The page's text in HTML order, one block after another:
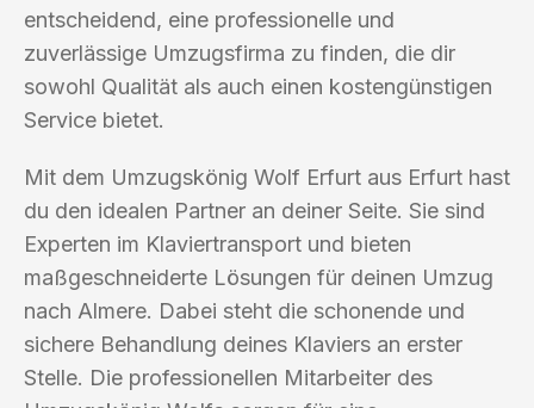
entscheidend, eine professionelle und
zuverlässige Umzugsfirma zu finden, die dir
sowohl Qualität als auch einen kostengünstigen
Service bietet.
Mit dem Umzugskönig Wolf Erfurt aus Erfurt hast
du den idealen Partner an deiner Seite. Sie sind
Experten im Klaviertransport und bieten
maßgeschneiderte Lösungen für deinen Umzug
nach Almere. Dabei steht die schonende und
sichere Behandlung deines Klaviers an erster
Stelle. Die professionellen Mitarbeiter des